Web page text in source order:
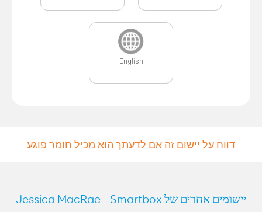
English
דווח על יישום זה אם לדעתך הוא מכיל חומר פוגע
יישומים אחרים של Jessica MacRae - Smartbox